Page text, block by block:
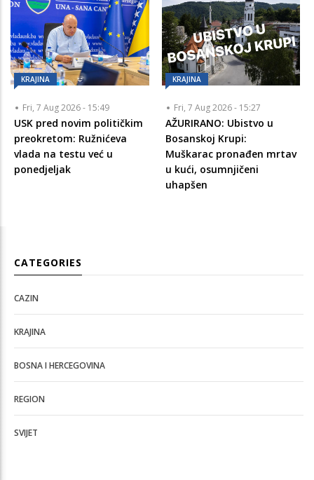
KRAJINA
Fri, 7 Aug 2026 - 15:49
USK pred novim političkim
preokretom: Ružnićeva
vlada na testu već u
ponedjeljak
KRAJINA
Fri, 7 Aug 2026 - 15:27
AŽURIRANO: Ubistvo u
Bosanskoj Krupi:
Muškarac pronađen mrtav
u kući, osumnjičeni
uhapšen
CATEGORIES
CAZIN
KRAJINA
BOSNA I HERCEGOVINA
REGION
SVIJET